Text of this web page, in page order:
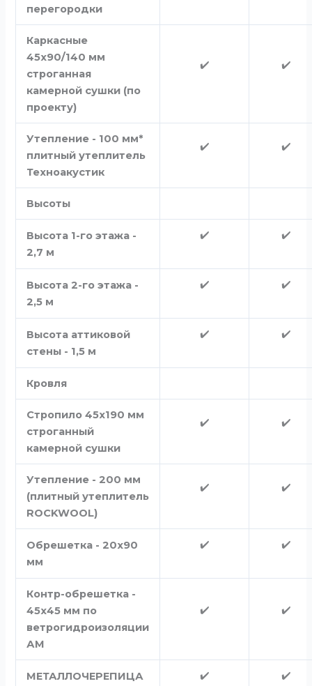
перегородки
Каркасные
45х90/140 мм
строганная
камерной сушки (по
проекту)
✔️ ✔️
Утепление - 100 мм*
плитный утеплитель
Техноакустик
✔️ ✔️
Высоты
Высота 1-го этажа -
2,7 м
✔️ ✔️
Высота 2-го этажа -
2,5 м
✔️ ✔️
Высота аттиковой
стены - 1,5 м
✔️ ✔️
Кровля
Стропило 45х190 мм
строганный
камерной сушки
✔️ ✔️
Утепление - 200 мм
(плитный утеплитель
ROCKWOOL)
✔️ ✔️
Обрешетка - 20х90
мм
✔️ ✔️
Контр-обрешетка -
45х45 мм по
ветрогидроизоляции
АМ
✔️ ✔️
МЕТАЛЛОЧЕРЕПИЦА
✔️ ✔️